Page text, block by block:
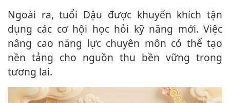
Ngoài ra, tuổi Dậu được khuyến khích tận
dụng các cơ hội học hỏi kỹ năng mới. Việc
nâng cao năng lực chuyên môn có thể tạo
nền tảng cho nguồn thu bền vững trong
tương lai.